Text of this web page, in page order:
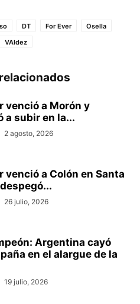
DT For Ever
Osella
VAldez
venció a Morón y
a subir en la...
2 agosto, 2026
venció a Colón en Santa
26 julio, 2026
Argentina cayó
en el alargue de la
19 julio, 2026